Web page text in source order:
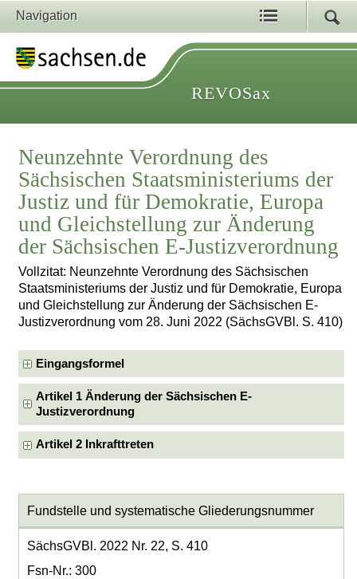
Navigation
REVOSax
Neunzehnte Verordnung des
Sächsischen Staatsministeriums der
Justiz und für Demokratie, Europa
und Gleichstellung zur Änderung
der Sächsischen E-Justizverordnung
Vollzitat: Neunzehnte Verordnung des Sächsischen
Staatsministeriums der Justiz und für Demokratie, Europa
und Gleichstellung zur Änderung der Sächsischen E-
Justizverordnung vom 28. Juni 2022 (SächsGVBl. S. 410)
Eingangsformel
Artikel 1 Änderung der Sächsischen E-
Justizverordnung
Artikel 2 Inkrafttreten
Fundstelle und systematische Gliederungsnummer
SächsGVBl. 2022 Nr. 22, S. 410
Fsn-Nr.: 300